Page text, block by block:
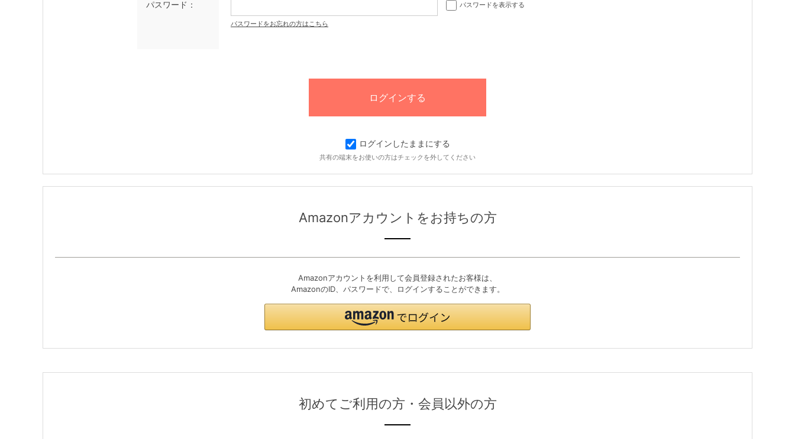
パスワード： パスワードを表示する
パスワードをお忘れの方はこちら
ログインしたままにする
共有の端末をお使いの方はチェックを外してください
Amazonアカウントをお持ちの方
Amazonアカウントを利用して会員登録されたお客様は、
AmazonのID、パスワードで、ログインすることができます。
初めてご利用の方・会員以外の方